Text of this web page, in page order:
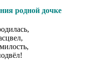
родной дочке